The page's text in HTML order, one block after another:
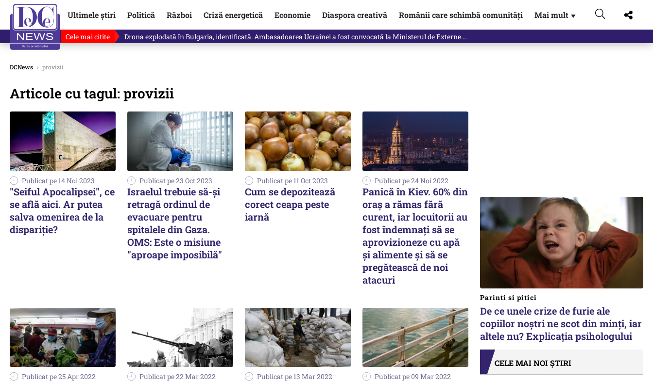
Ultimele știri Politică Război Criză energetică Economie Diaspora creativă Românii care schimbă comunități Mai mult ▼
Cele mai citite Drona explodată în Bulgaria, identificată. Ambasadoarea Ucrainei a fost convocată la Ministerul de Externe.…
DCNews › provizii
Articole cu tagul: provizii
Publicat pe 14 Noi 2023
"Seiful Apocalipsei", ce
se află aici. Ar putea
salva omenirea de la
dispariție?
Publicat pe 23 Oct 2023
Israelul trebuie să-şi
retragă ordinul de
evacuare pentru
spitalele din Gaza.
OMS: Este o misiune
"aproape imposibilă"
Publicat pe 11 Oct 2023
Cum se depozitează
corect ceapa peste
iarnă
Publicat pe 24 Noi 2022
Panică în Kiev. 60% din
oraș a rămas fără
curent, iar locuitorii au
fost îndemnați să se
aprovizioneze cu apă
și alimente și să se
pregătească de noi
atacuri
Publicat pe 25 Apr 2022 Publicat pe 22 Mar 2022 Publicat pe 13 Mar 2022 Publicat pe 09 Mar 2022
Parinti si pitici
De ce unele crize de furie ale
copiilor noștri ne scot din minți, iar
altele nu? Explicația psihologului
CELE MAI NOI ȘTIRI